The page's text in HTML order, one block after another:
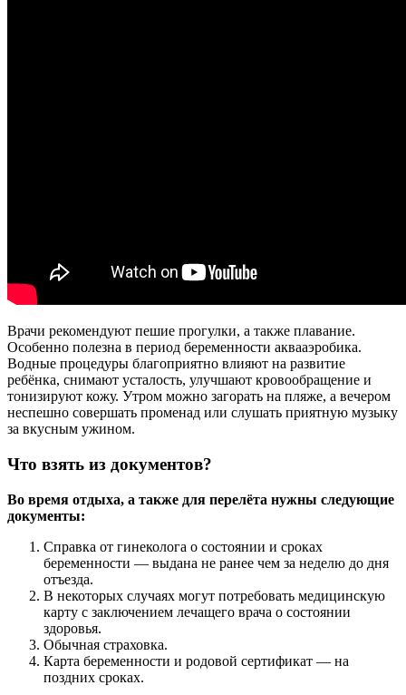
Врачи рекомендуют пешие прогулки, а также плавание.
Особенно полезна в период беременности аквааэробика.
Водные процедуры благоприятно влияют на развитие
ребёнка, снимают усталость, улучшают кровообращение и
тонизируют кожу. Утром можно загорать на пляже, а вечером
неспешно совершать променад или слушать приятную музыку
за вкусным ужином.
Что взять из документов?
Во время отдыха, а также для перелёта нужны следующие
документы:
Справка от гинеколога о состоянии и сроках
беременности — выдана не ранее чем за неделю до дня
отъезда.
В некоторых случаях могут потребовать медицинскую
карту с заключением лечащего врача о состоянии
здоровья.
Обычная страховка.
Карта беременности и родовой сертификат — на
поздних сроках.